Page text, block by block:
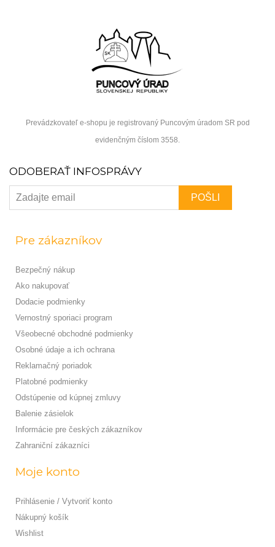
Prevádzkovateľ e-shopu je registrovaný Puncovým úradom SR pod
evidenčným číslom 3558.
ODOBERAŤ INFOSPRÁVY
Pre zákazníkov
Bezpečný nákup
Ako nakupovať
Dodacie podmienky
Vernostný sporiaci program
Všeobecné obchodné podmienky
Osobné údaje a ich ochrana
Reklamačný poriadok
Platobné podmienky
Odstúpenie od kúpnej zmluvy
Balenie zásielok
Informácie pre českých zákazníkov
Zahraniční zákazníci
Moje konto
Prihlásenie / Vytvoriť konto
Nákupný košík
Wishlist